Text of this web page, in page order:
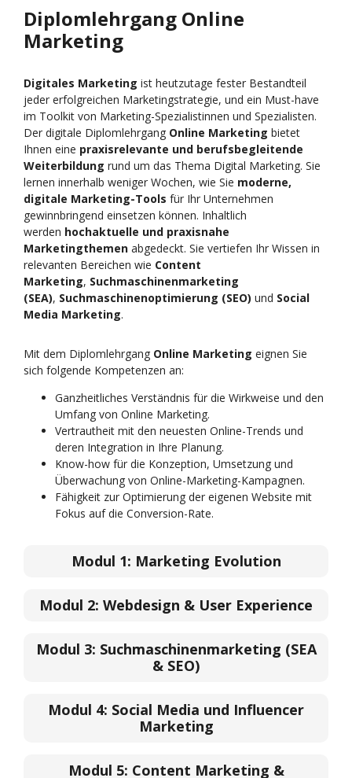
Diplomlehrgang Online
Marketing
Digitales Marketing ist heutzutage fester Bestandteil
jeder erfolgreichen Marketingstrategie, und ein Must-have
im Toolkit von Marketing-Spezialistinnen und Spezialisten.
Der digitale Diplomlehrgang Online Marketing bietet
Ihnen eine praxisrelevante und berufsbegleitende
Weiterbildung rund um das Thema Digital Marketing. Sie
lernen innerhalb weniger Wochen, wie Sie moderne,
digitale Marketing-Tools für Ihr Unternehmen
gewinnbringend einsetzen können. Inhaltlich
werden hochaktuelle und praxisnahe
Marketingthemen abgedeckt. Sie vertiefen Ihr Wissen in
relevanten Bereichen wie Content
Marketing, Suchmaschinenmarketing
(SEA), Suchmaschinenoptimierung (SEO) und Social
Media Marketing.
Mit dem Diplomlehrgang Online Marketing eignen Sie
sich folgende Kompetenzen an:
Ganzheitliches Verständnis für die Wirkweise und den
Umfang von Online Marketing.
Vertrautheit mit den neuesten Online-Trends und
deren Integration in Ihre Planung.
Know-how für die Konzeption, Umsetzung und
Überwachung von Online-Marketing-Kampagnen.
Fähigkeit zur Optimierung der eigenen Website mit
Fokus auf die Conversion-Rate.
Modul 1: Marketing Evolution
Modul 2: Webdesign & User Experience
Modul 3: Suchmaschinenmarketing (SEA
& SEO)
Modul 4: Social Media und Influencer
Marketing
Modul 5: Content Marketing &